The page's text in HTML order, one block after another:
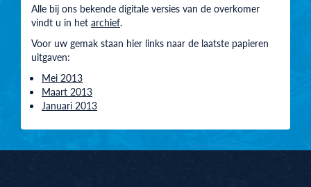
Alle bij ons bekende digitale versies van de overkomer
vindt u in het archief.
Voor uw gemak staan hier links naar de laatste papieren
uitgaven:
Mei 2013
Maart 2013
Januari 2013